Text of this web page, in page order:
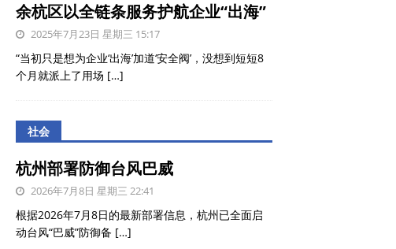
余杭区以全链条服务护航企业“出海”
2025年7月23日 星期三 15:17
“当初只是想为企业‘出海’加道‘安全阀’，没想到短短8
个月就派上了用场 […]
社会
杭州部署防御台风巴威
2026年7月8日 星期三 22:41
根据2026年7月8日的最新部署信息，杭州已全面启
动台风“巴威”防御备 […]